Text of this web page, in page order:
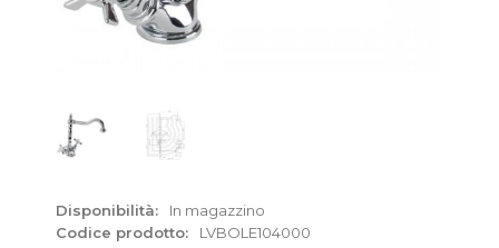
Disponibilità:
In magazzino
Codice prodotto:
LVBOLE104000